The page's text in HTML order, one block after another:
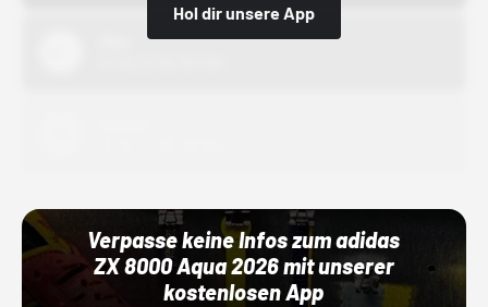
Hol dir unsere App
Verpasse keine Infos zum adidas
ZX 8000 Aqua 2026 mit unserer
kostenlosen App